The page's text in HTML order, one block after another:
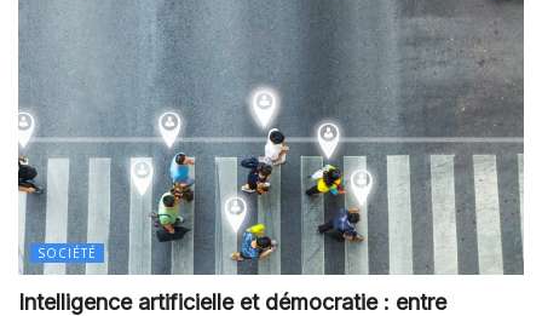
SOCIÉTÉ
Intelligence artificielle et démocratie : entre